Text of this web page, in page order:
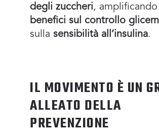
degli zuccheri, amplificando
benefici sul controllo
sulla sensibilità all’insulina.
IL MOVIMENTO È UN
ALLEATO DELLA
PREVENZIONE